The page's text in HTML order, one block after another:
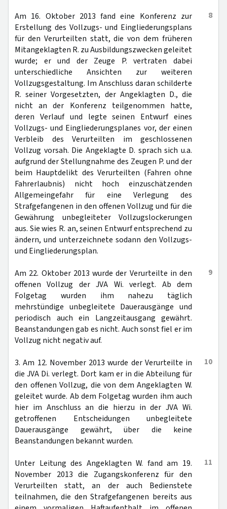
8
Am 16. Oktober 2013 fand eine Konferenz zur
Erstellung des Vollzugs- und Eingliederungsplans
für den Verurteilten statt, die von dem früheren
Mitangeklagten R. zu Ausbildungszwecken geleitet
wurde; er und der Zeuge P. vertraten dabei
unterschiedliche Ansichten zur weiteren
Vollzugsgestaltung. Im Anschluss daran schilderte
R. seiner Vorgesetzten, der Angeklagten D., die
nicht an der Konferenz teilgenommen hatte,
deren Verlauf und legte seinen Entwurf eines
Vollzugs- und Eingliederungsplanes vor, der einen
Verbleib des Verurteilten im geschlossenen
Vollzug vorsah. Die Angeklagte D. sprach sich u.a.
aufgrund der Stellungnahme des Zeugen P. und der
beim Hauptdelikt des Verurteilten (Fahren ohne
Fahrerlaubnis) nicht hoch einzuschätzenden
Allgemeingefahr für eine Verlegung des
Strafgefangenen in den offenen Vollzug und für die
Gewährung unbegleiteter Vollzugslockerungen
aus. Sie wies R. an, seinen Entwurf entsprechend zu
ändern, und unterzeichnete sodann den Vollzugs-
und Eingliederungsplan.
9
Am 22. Oktober 2013 wurde der Verurteilte in den
offenen Vollzug der JVA Wi. verlegt. Ab dem
Folgetag wurden ihm nahezu täglich
mehrstündige unbegleitete Dauerausgänge und
periodisch auch ein Langzeitausgang gewährt.
Beanstandungen gab es nicht. Auch sonst fiel er im
Vollzug nicht negativ auf.
10
3. Am 12. November 2013 wurde der Verurteilte in
die JVA Di. verlegt. Dort kam er in die Abteilung für
den offenen Vollzug, die von dem Angeklagten W.
geleitet wurde. Ab dem Folgetag wurden ihm auch
hier im Anschluss an die hierzu in der JVA Wi.
getroffenen Entscheidungen unbegleitete
Dauerausgänge gewährt, über die keine
Beanstandungen bekannt wurden.
11
Unter Leitung des Angeklagten W. fand am 19.
November 2013 die Zugangskonferenz für den
Verurteilten statt, an der auch Bedienstete
teilnahmen, die den Strafgefangenen bereits aus